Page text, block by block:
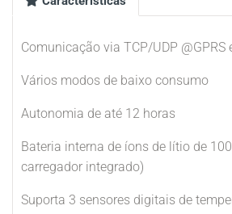
Comunicação via TCP/UDP @GPRS
Vários modos de baixo consumo
Autonomia de até 12 horas
Bateria interna de íons de lítio de
carregador integrado)
Suporta 3 sensores digitais de